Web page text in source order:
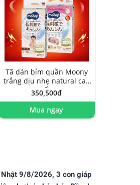
Tã dán bỉm quần Moony
trắng dịu nhẹ natural cao
cấp
350,500đ
Mua ngay
9/8/2026, 3 con giáp